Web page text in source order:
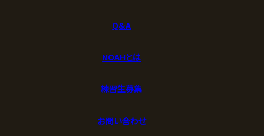
Q&A
NOAHとは
練習生募集
お問い合わせ